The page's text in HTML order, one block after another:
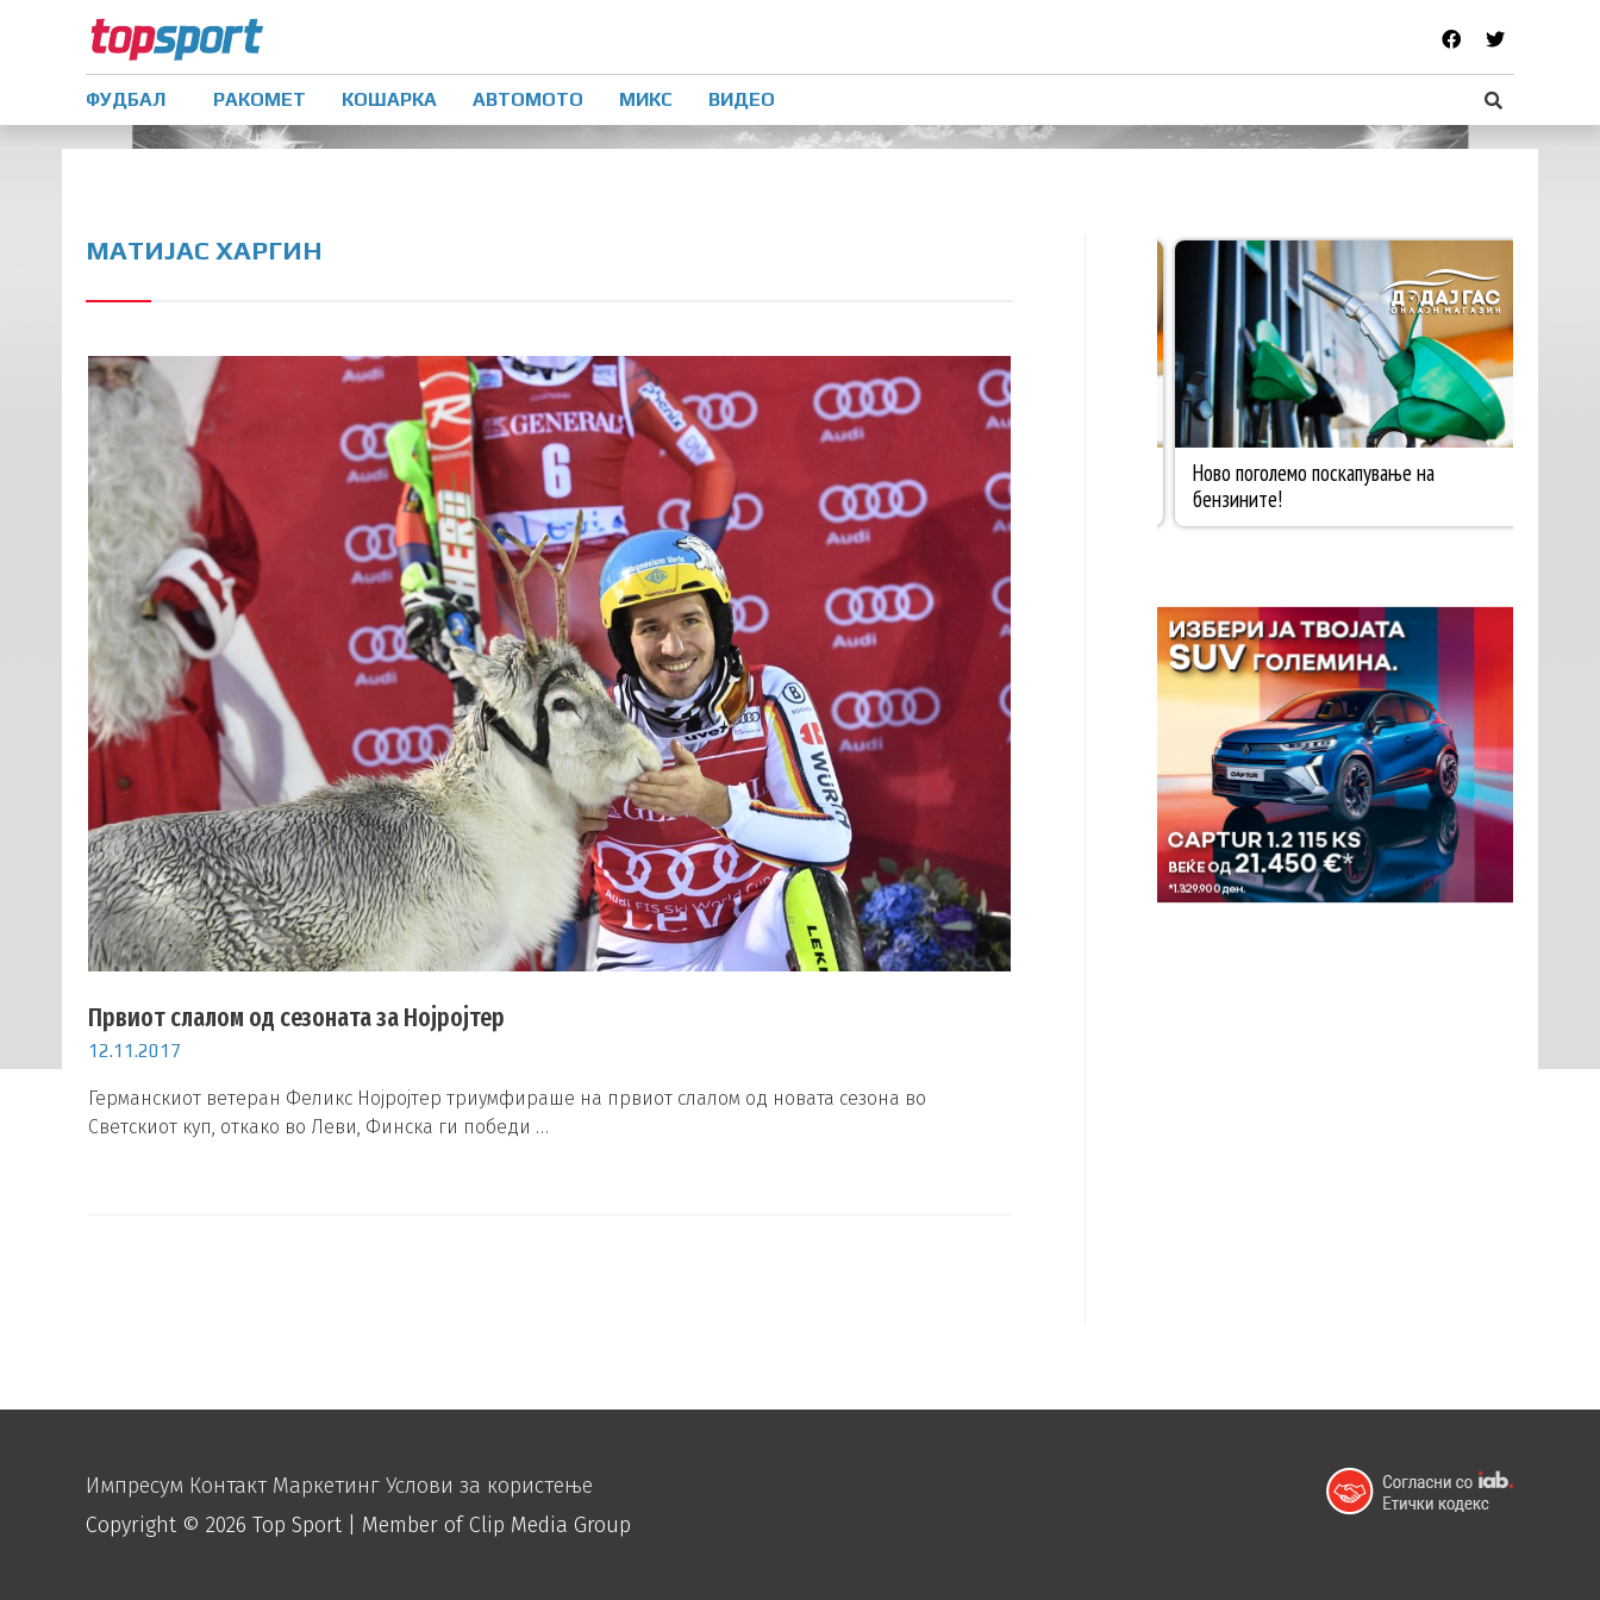
ФУДБАЛ РАКОМЕТ КОШАРКА АВТОМОТО МИКС ВИДЕО
МАТИЈАС ХАРГИН
Првиот слалом од сезоната за Нојројтер
12.11.2017
Германскиот ветеран Феликс Нојројтер триумфираше на првиот слалом од новата сезона во
Светскиот куп, откако во Леви, Финска ги победи …
Импресум Контакт Маркетинг Услови за користење
Copyright © 2026 Top Sport | Member of Clip Media Group